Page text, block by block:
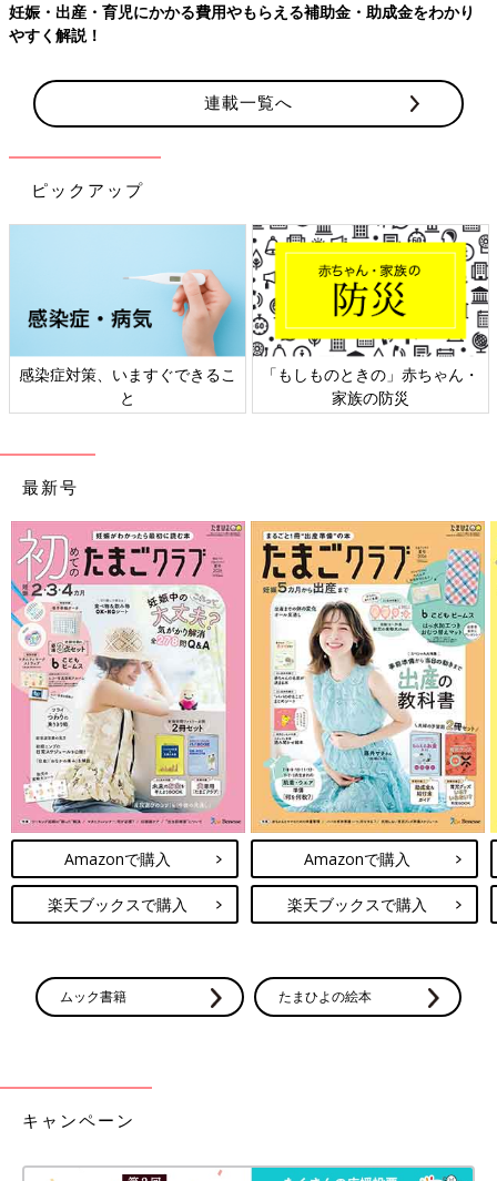
妊娠・出産・育児にかかる費用やもらえる補助金・助成金をわかり
やすく解説！
連載一覧へ
ピックアップ
感染症対策、いますぐできるこ
と
「もしものときの」赤ちゃん・
家族の防災
最新号
Amazonで購入
楽天ブックスで購入
Amazonで購入
楽天ブックスで購入
ムック書籍 たまひよの絵本
キャンペーン